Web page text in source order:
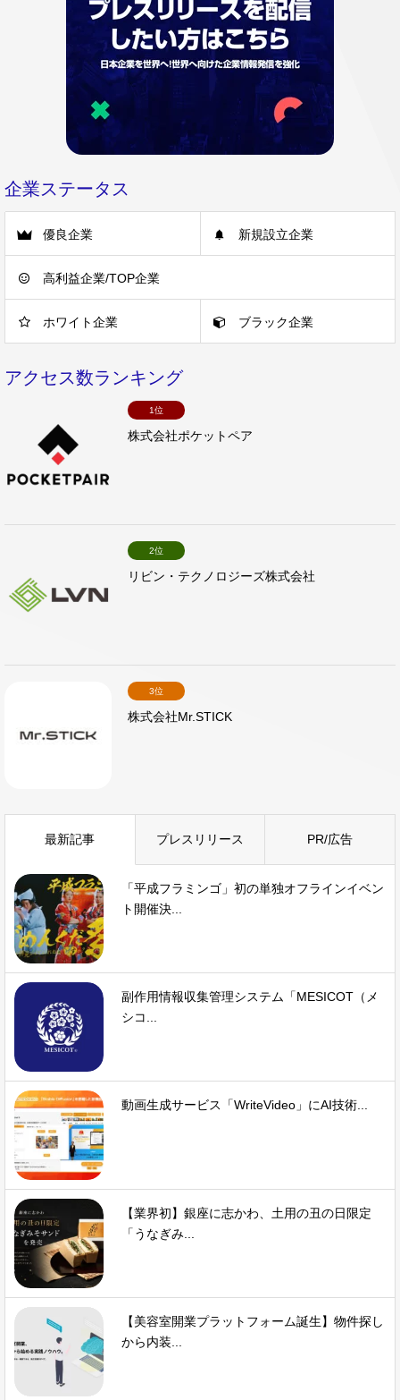
企業ステータス
優良企業 新規設立企業
高利益企業/TOP企業
ホワイト企業 ブラック企業
アクセス数ランキング
1位
株式会社ポケットペア
2位
リビン・テクノロジーズ株式会社
3位
株式会社Mr.STICK
最新記事 プレスリリース PR/広告
「平成フラミンゴ」初の単独オフラインイベン
ト開催決...
副作用情報収集管理システム「MESICOT（メ
シコ...
動画生成サービス「WriteVideo」にAI技術...
【業界初】銀座に志かわ、土用の丑の日限定
「うなぎみ...
【美容室開業プラットフォーム誕生】物件探し
から内装...